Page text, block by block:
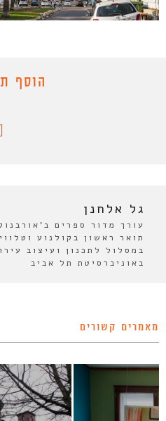
הוסף
גל אלחנן
תואר ראשון בקולנוע
במסלול לתכנון ועיצוב
באוניברסיטת תל אביב
מאמרים קשורים